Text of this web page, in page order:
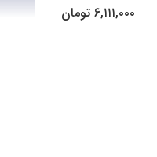
۶,۱۱۱,۰۰۰ تومان